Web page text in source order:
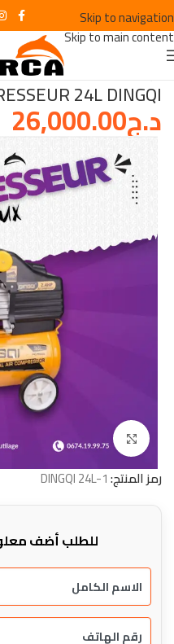
Skip to navigation
Skip to main content
Le plus demandès
24L DINGQI
د.ج26,000.00
Click to enlarge
رمز المنتج:DINGQI 24L-1
للطلب أضف